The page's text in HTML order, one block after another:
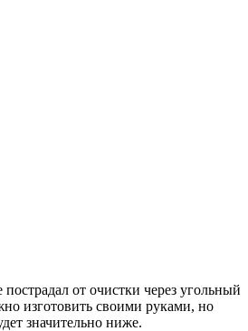
от очистки через угольный
изготовить своими руками, но
значительно ниже.